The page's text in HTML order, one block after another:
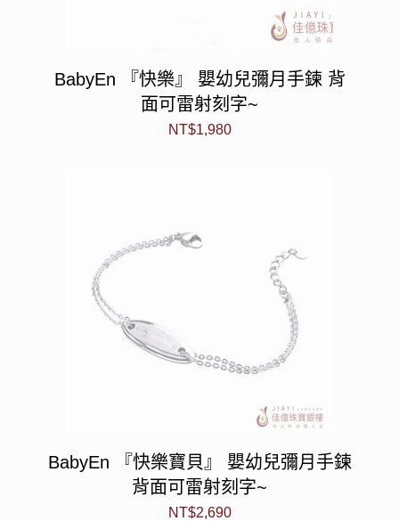
BabyEn 『快樂』 嬰幼兒彌月手鍊 背
面可雷射刻字~
NT$1,980
BabyEn 『快樂寶貝』 嬰幼兒彌月手鍊
背面可雷射刻字~
NT$2,690